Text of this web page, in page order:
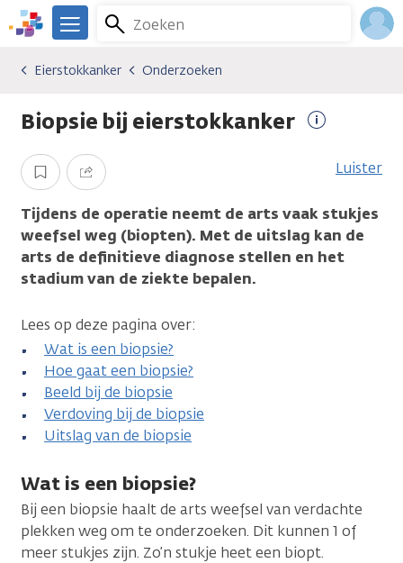
Overslaan
en
gaan
We
er
je.
Zoeken
Menu
Kankersoorten
Eierstokkanker
Onderzoeken
Eierstokkanker Onderzoeken
Biopsie bij eierstokkanker
informatie
Opslaan Delen Luister
Tijdens de operatie neemt de arts vaak stukjes
weefsel weg (biopten). Met de uitslag kan de
arts de definitieve diagnose stellen en het
stadium van de ziekte bepalen.
Lees op deze pagina over:
Wat is een biopsie?
Hoe gaat een biopsie?
Beeld bij de biopsie
Verdoving bij de biopsie
Uitslag van de biopsie
Wat is een biopsie?
Bij een biopsie haalt de arts weefsel van verdachte
plekken weg om te onderzoeken. Dit kunnen 1 of
meer stukjes zijn. Zo’n stukje heet een biopt.